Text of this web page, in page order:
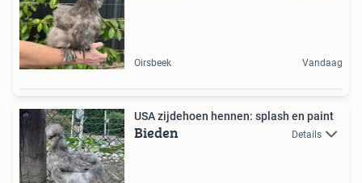
Oirsbeek Vandaag
USA zijdehoen hennen: splash en paint
Bieden Details